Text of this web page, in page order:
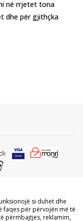
në rrjetet tona
dhe për gjithçka
nga faqet e internetit
logove, markave
i tyre palëve të treta,
si duhet dhe
faqes për përvojën më të
përmbajtjes, reklamim,